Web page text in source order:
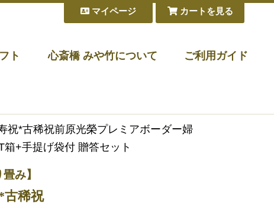
ト 心斎橋 みや竹について ご利用ガイド
カートを見る
マイページ
祝*古稀祝前原光榮プレミアボーダー婦
+手提げ袋付 贈答セット
み】
古稀祝